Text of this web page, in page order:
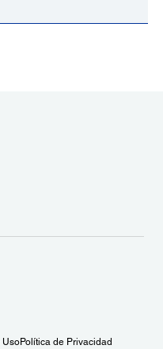
UsoPolítica de Privacidad